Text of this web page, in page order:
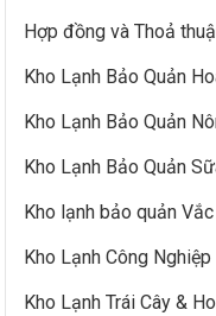
Hợp đồng và Thoả
Kho Lạnh Bảo Quản
Kho Lạnh Bảo Quản
Kho Lạnh Bảo Quản
Kho lạnh bảo quản
Kho Lạnh Công Nghiệp
Kho Lạnh Trái Cây &